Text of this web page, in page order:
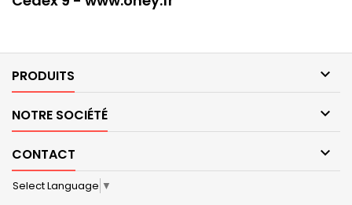
PRODUITS 
NOTRE SOCIÉTÉ 
CONTACT 
Select Language ▼